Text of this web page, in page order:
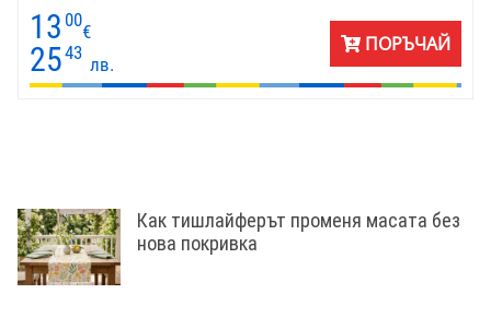
височина е 280 см. Вариантите в цветовете – снежно бял,
светло сив и екрю – позволяват лесно вписване във всеки
интериор. Перфектни за дневна, спалня или модерна кухня,
тези пердета са готови за окачване веднага след ушиване.
13 00
€
2543
лв.
ПОРЪЧАЙ
Как тишлайферът променя масата без
нова покривка